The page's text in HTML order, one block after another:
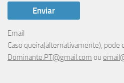
Email
Caso queira(alternativamente), pode
Dominante.PT@gmail.com ou